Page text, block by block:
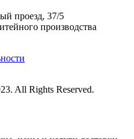
проезд, 37/5
производства
All Rights Reserved.